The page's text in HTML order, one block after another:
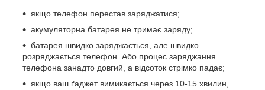
якщо телефон перестав заряджатися;
акумуляторна батарея не тримає заряду;
батарея швидко заряджається, але швидко
розряджається телефон. Або процес заряджання
телефона занадто довгий, а відсоток стрімко падає;
якщо ваш ґаджет вимикається через 10-15 хвилин,